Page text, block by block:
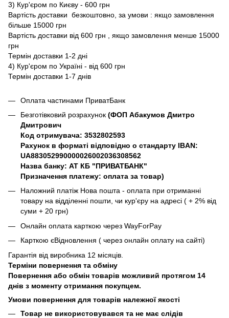
3) Кур'єром по Києву - 600 грн
Вартість доставки безкоштовно, за умови : якщо замовлення
більше 15000 грн
Вартість доставки від 600 грн , якщо замовлення менше 15000
грн
Термін доставки 1-2 дні
4) Кур'єром по Україні - від 600 грн
Термін доставки 1-7 днів
Оплата частинами ПриватБанк
Безготівковий розрахунок (ФОП Абакумов Дмитро
Дмитрович
Код отримувача: 3532802593
Рахунок в форматі відповідно о стандарту IBAN:
UA883052990000026002036308562
Назва банку: АТ КБ "ПРИВАТБАНК"
Призначення платежу: оплата за товар)
Наложний платіж Нова пошта - оплата при отриманні
товару на відділенні пошти, чи кур'єру на адресі ( + 2% від
суми + 20 грн)
Онлайн оплата карткою через WayForPay
Карткою єВідновлення ( через онлайн оплату на сайті)
Гарантія від виробника 12 місяців.
Терміни повернення та обміну
Повернення або обмін товарів можливий протягом 14
днів з моменту отримання покупцем.
Умови повернення для товарів належної якості
Товар не використовувався та не має слідів